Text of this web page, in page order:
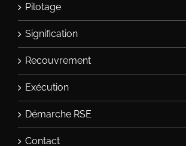
Pilotage
Signification
Recouvrement
Exécution
Démarche RSE
Contact